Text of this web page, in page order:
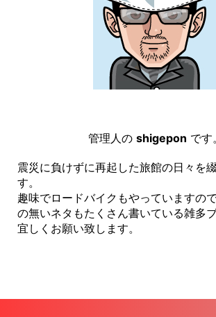
管理人の shigepon です。
震災に負けずに再起した旅館の日々を
す。
趣味でロードバイクもやっていますの
の無いネタもたくさん書いている雑多ブ
宜しくお願い致します。